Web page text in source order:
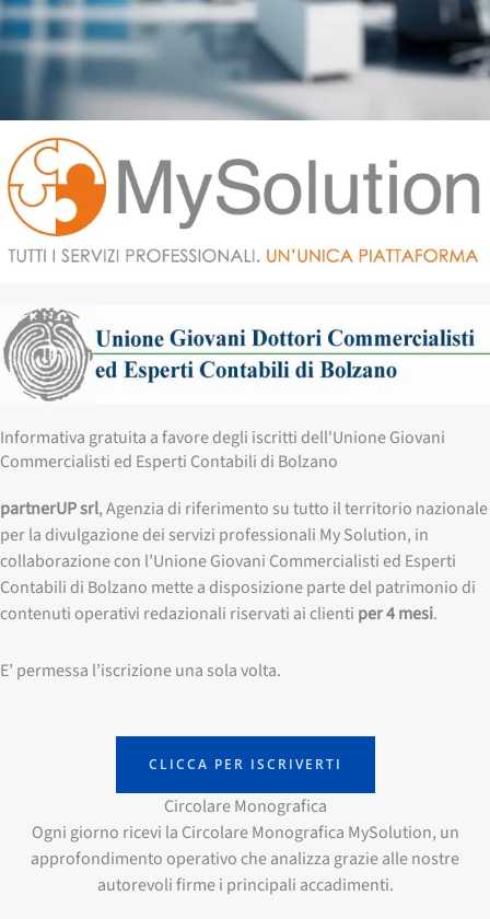
Informativa gratuita a favore degli iscritti dell'Unione Giovani
Commercialisti ed Esperti Contabili di Bolzano
partnerUP srl, Agenzia di riferimento su tutto il territorio nazionale
per la divulgazione dei servizi professionali My Solution, in
collaborazione con l’Unione Giovani Commercialisti ed Esperti
Contabili di Bolzano mette a disposizione parte del patrimonio di
contenuti operativi redazionali riservati ai clienti per 4 mesi.
E’ permessa l’iscrizione una sola volta.
CLICCA PER ISCRIVERTI
Circolare Monografica
Ogni giorno ricevi la Circolare Monografica MySolution, un
approfondimento operativo che analizza grazie alle nostre
autorevoli firme i principali accadimenti.